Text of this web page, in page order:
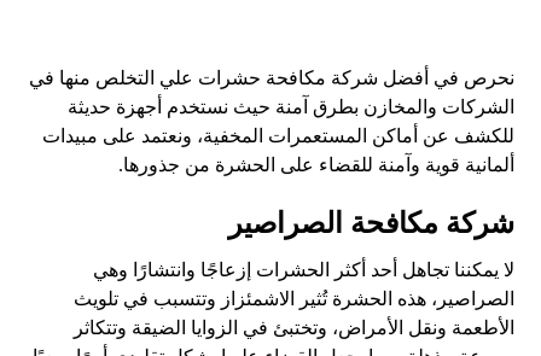
نحرص في أفضل شركة مكافحة حشرات علي التخلص منها في
الشركات والمخازن بطرق آمنة حيث نستخدم أجهزة حديثة
للكشف عن أماكن المستعمرات المخفية، ونعتمد على مبيدات
ألمانية قوية وآمنة للقضاء على الحشرة من جذورها.
شركة مكافحة الصراصير
لا يمكننا تجاهل أحد أكثر الحشرات إزعاجًا وانتشارًا وهي
الصراصير، هذه الحشرة تُثير الاشمئزاز وتتسبب في تلويث
الأطعمة ونقل الأمراض، وتختبئ في الزوايا الضيقة وتتكاثر